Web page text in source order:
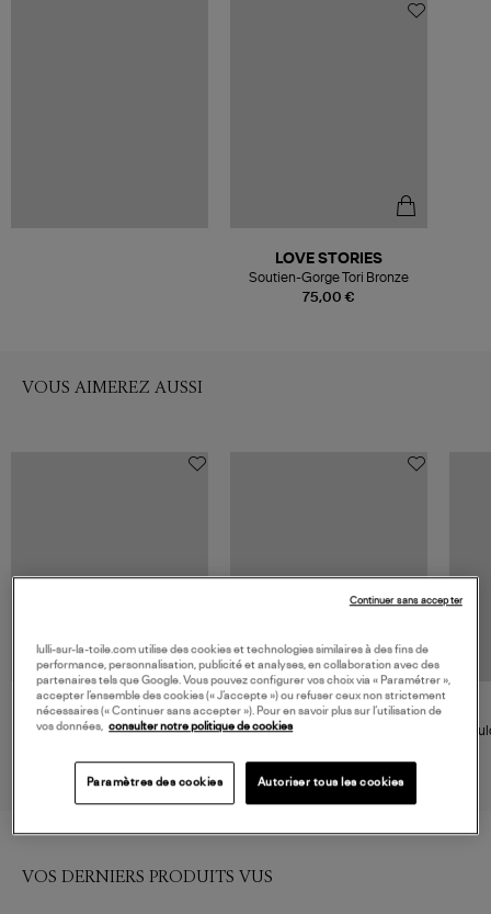
75,00 €
LOVE STORIES
Soutien-Gorge Tori Bronze
VOUS AIMEREZ AUSSI
LA NOUVELLE
Brésilien Georgia Golden Lurex
LA NOUVELLE
Culotte Georgia Golden Lurex
VOS DERNIERS PRODUITS VUS
lulli-sur-la-toile.com utilise des cookies et technologies similaires à des fins de
performance, personnalisation, publicité et analyses, en collaboration avec des
partenaires tels que Google. Vous pouvez configurer vos choix via « Paramétrer »,
accepter l’ensemble des cookies (« J’accepte ») ou refuser ceux non strictement
nécessaires (« Continuer sans accepter »). Pour en savoir plus sur l’utilisation de
vos données,
consulter notre politique de cookies
Paramètres des cookies Autoriser tous les cookies
Continuer sans accepter